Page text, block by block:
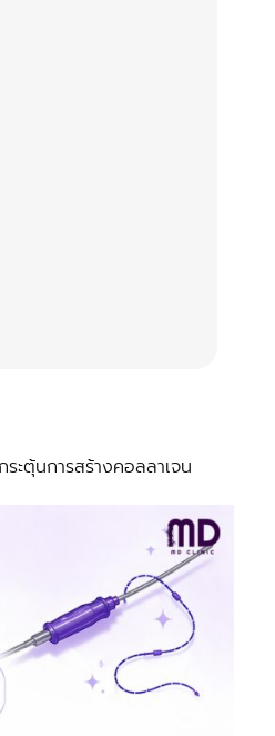
ะตุ้นการสร้างคอลลาเจน